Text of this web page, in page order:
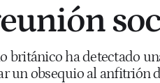
británico ha detectado
un obsequio al anfitrión